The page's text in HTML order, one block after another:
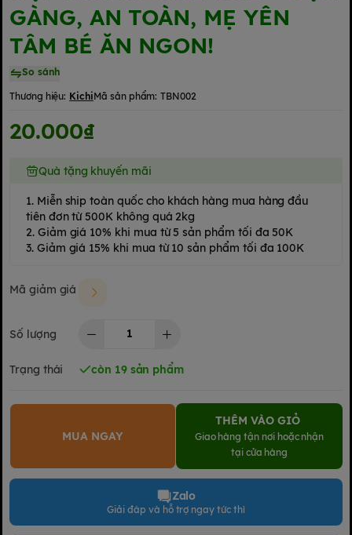
GÀNG, AN TOÀN, MẸ YÊN
TÂM BÉ ĂN NGON!
So sánh
Thương hiệu: KichiMã sản phẩm: TBN002
20.000₫
Quà tặng khuyến mãi
1. Miễn ship toàn quốc cho khách hàng mua hàng đầu
tiên đơn từ 500K không quá 2kg
2. Giảm giá 10% khi mua từ 5 sản phẩm tối đa 50K
3. Giảm giá 15% khi mua từ 10 sản phẩm tối đa 100K
Mã giảm giá
Số lượng
Trạng thái còn 19 sản phẩm
MUA NGAY
THÊM VÀO GIỎ
Giao hàng tận nơi hoặc nhận
tại cửa hàng
Zalo
Giải đáp và hỗ trợ ngay tức thì